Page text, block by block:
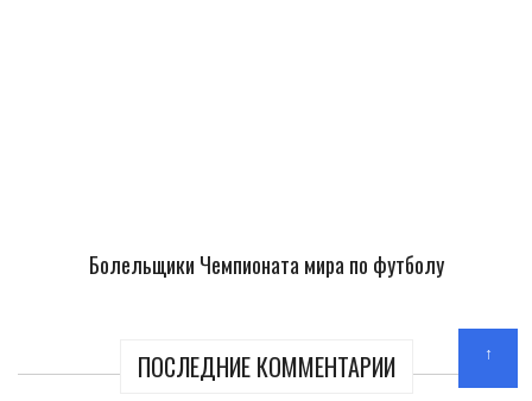
Болельщики Чемпионата мира по футболу
ПОСЛЕДНИЕ КОММЕНТАРИИ ↑